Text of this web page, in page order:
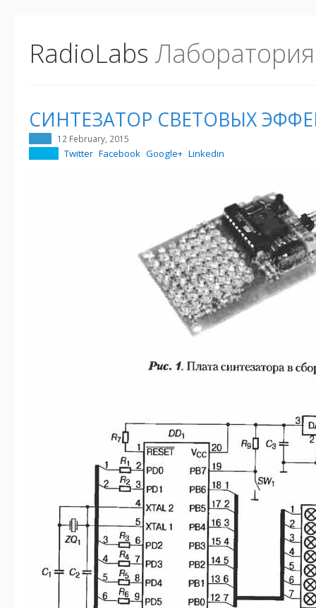
RadioLabs
СИНТЕЗАТОР СВЕТОВЫХ
12 February, 2015
Twitter Facebook Google+ Linkedin